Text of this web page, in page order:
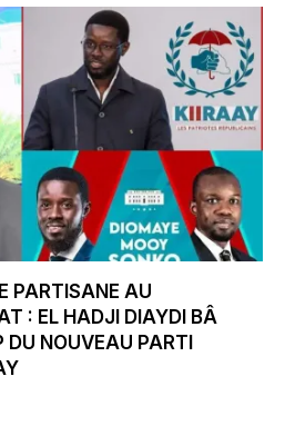
PARTISANE AU
: EL HADJI DIAYDI BÂ
NOUVEAU PARTI